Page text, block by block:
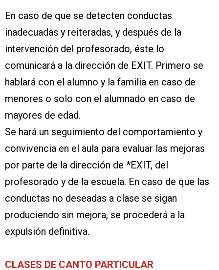
En caso de que se detecten conductas
inadecuadas y reiteradas, y después de la
intervención del profesorado, éste lo
comunicará a la dirección de EXIT. Primero se
hablará con el alumno y la familia en caso de
menores o solo con el alumnado en caso de
mayores de edad.
Se hará un seguimiento del comportamiento y
convivencia en el aula para evaluar las mejoras
por parte de la dirección de *EXIT, del
profesorado y de la escuela. En caso de que las
conductas no deseadas a clase se sigan
produciendo sin mejora, se procederá a la
expulsión definitiva.
CLASES DE CANTO PARTICULAR